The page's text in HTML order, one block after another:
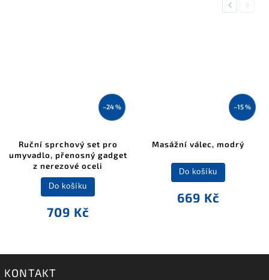
Previous
–24 %
Ruční sprchový set pro
umyvadlo, přenosný gadget
z nerezové oceli
709 Kč
Do košíku
–15 %
Masážní válec, modrý
669 Kč
Do košíku
Next
KONTAKT